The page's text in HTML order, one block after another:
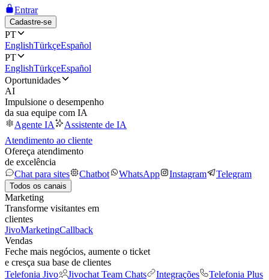
Entrar
Cadastre-se
PT
EnglishTürkçeEspañol
PT
EnglishTürkçeEspañol
Oportunidades
AI
Impulsione o desempenho
da sua equipe com IA
Agente IA
Assistente de IA
Atendimento ao cliente
Ofereça atendimento
de excelência
Chat para sites
Chatbot WhatsApp Instagram Telegram
Todos os canais
Marketing
Transforme visitantes em
clientes
JivoMarketingCallback
Vendas
Feche mais negócios, aumente o ticket
e cresça sua base de clientes
Telefonia Jivo
Jivochat Team Chats Integrações
Telefonia Plus